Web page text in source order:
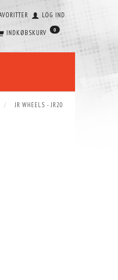
LOG IND
INDKØBSKURV 0
JR WHEELS - JR20